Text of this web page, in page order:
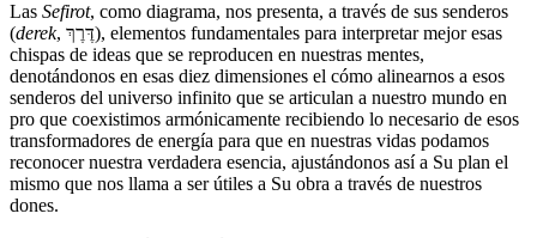
Las Sefirot, como diagrama, nos presenta, a través de sus senderos
(derek, דֶּרֶךְ), elementos fundamentales para interpretar mejor esas
chispas de ideas que se reproducen en nuestras mentes,
denotándonos en esas diez dimensiones el cómo alinearnos a esos
senderos del universo infinito que se articulan a nuestro mundo en
pro que coexistimos armónicamente recibiendo lo necesario de esos
transformadores de energía para que en nuestras vidas podamos
reconocer nuestra verdadera esencia, ajustándonos así a Su plan el
mismo que nos llama a ser útiles a Su obra a través de nuestros
dones.